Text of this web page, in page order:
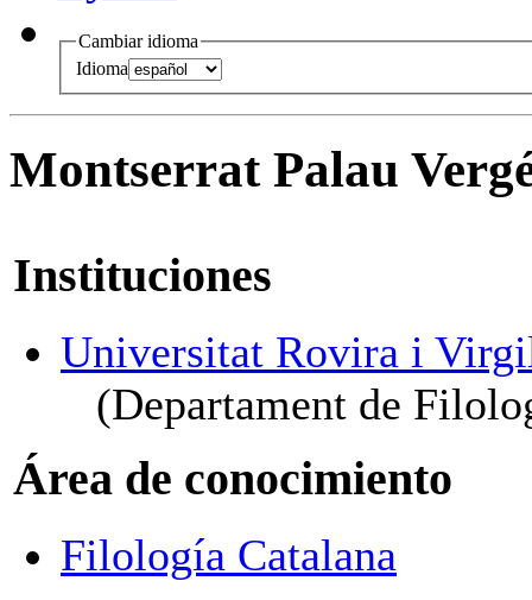
Cambiar idioma
Idioma
Montserrat Palau
Instituciones
Universitat Rovira i
(Departament de
Área de conocimiento
Filología Catalana